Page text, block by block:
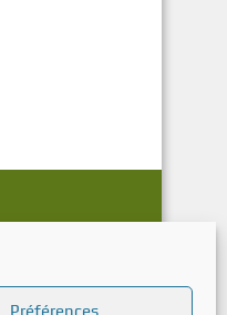
Préférences